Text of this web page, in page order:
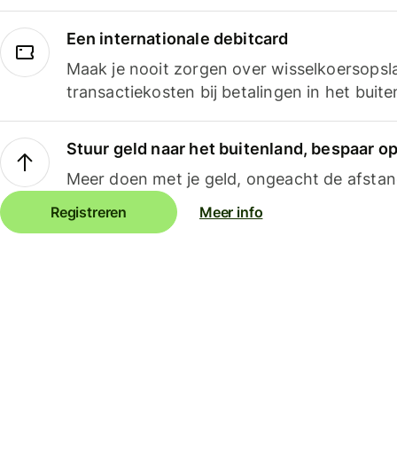
Een internationale debitcard
Maak je nooit zorgen over
transactiekosten bij betalingen in het
Stuur geld naar het buitenland, bespaar
Meer doen met je geld, ongeacht de
Registreren Meer info